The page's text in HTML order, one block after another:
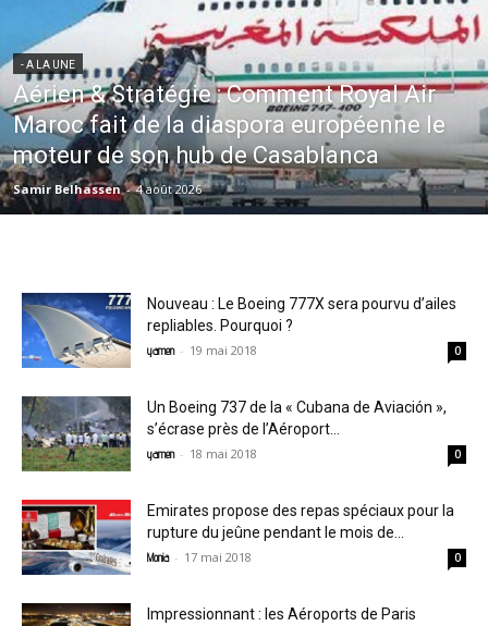
- A LA UNE
Aérien & Stratégie : Comment Royal Air
Maroc fait de la diaspora européenne le
moteur de son hub de Casablanca
Samir Belhassen - 4 août 2026
Nouveau : Le Boeing 777X sera pourvu d’ailes
repliables. Pourquoi ?
yamen - 19 mai 2018 0
Un Boeing 737 de la « Cubana de Aviación »,
s’écrase près de l’Aéroport...
yamen - 18 mai 2018 0
Emirates propose des repas spéciaux pour la
rupture du jeûne pendant le mois de...
Monia - 17 mai 2018 0
Impressionnant : les Aéroports de Paris